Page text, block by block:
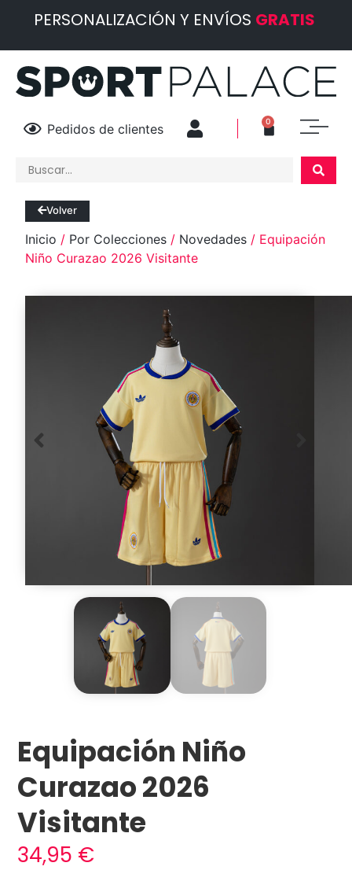
PERSONALIZACIÓN Y ENVÍOS GRATIS
Pedidos de clientes 0
Equipación Niño
Curazao 2026
Visitante
34,95 €
Volver
Inicio / Por Colecciones / Novedades / Equipación
Niño Curazao 2026 Visitante